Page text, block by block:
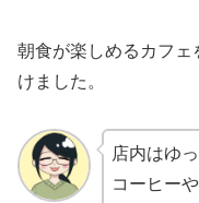
朝食が楽しめるカフ
けました。
店内はゆ
コーヒー